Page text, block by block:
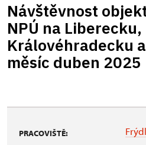
Návštěvnost
NPÚ na Liberecku,
Královéhradecku
měsíc duben 2025
PRACOVIŠTĚ: